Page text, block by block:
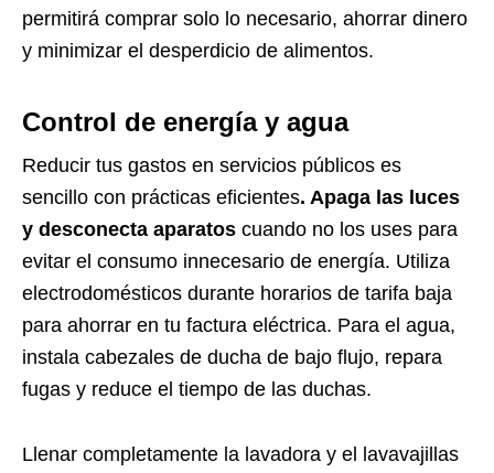
permitirá comprar solo lo necesario, ahorrar dinero
y minimizar el desperdicio de alimentos.
Control de energía y agua
Reducir tus gastos en servicios públicos es
sencillo con prácticas eficientes. Apaga las luces
y desconecta aparatos cuando no los uses para
evitar el consumo innecesario de energía. Utiliza
electrodomésticos durante horarios de tarifa baja
para ahorrar en tu factura eléctrica. Para el agua,
instala cabezales de ducha de bajo flujo, repara
fugas y reduce el tiempo de las duchas.
Llenar completamente la lavadora y el lavavajillas